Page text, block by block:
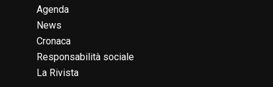
Agenda
News
Cronaca
Responsabilità sociale
La Rivista